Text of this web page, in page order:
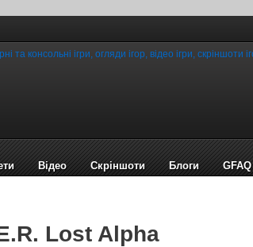
Відео Cкріншоти Блоги GFAQ
Lost Alpha